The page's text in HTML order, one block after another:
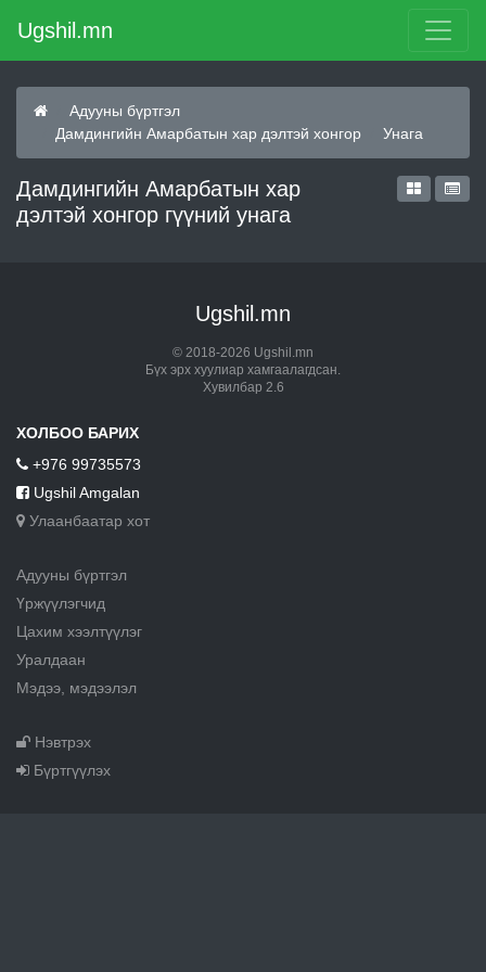
Ugshil.mn
Адууны бүртгэл
Дамдингийн Амарбатын хар дэлтэй хонгор
Унага
Дамдингийн Амарбатын хар
дэлтэй хонгор гүүний унага
Ugshil.mn
© 2018-2026 Ugshil.mn
Бүх эрх хуулиар хамгаалагдсан.
Хувилбар 2.6
ХОЛБОО БАРИХ
+976 99735573
Ugshil Amgalan
Улаанбаатар хот
Адууны бүртгэл
Үржүүлэгчид
Цахим хээлтүүлэг
Уралдаан
Мэдээ, мэдээлэл
Нэвтрэх
Бүртгүүлэх